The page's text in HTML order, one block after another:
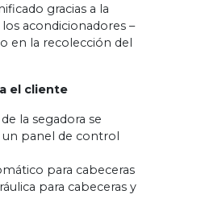
gracias a la
acondicionadores –
en la recolección del
el cliente
la segadora se
panel de control
para cabeceras
para cabeceras y